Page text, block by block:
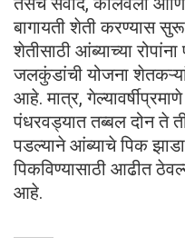
बागायती शेती करण्यास
शेतीसाठी आंब्याच्या
जलकुंडांची योजना
आहे. मात्र, गेल्यावर्षीप्रमाणे
पंधरवड्यात तब्बल दोन ते
पडल्याने आंब्याचे पिक
पिकविण्यासाठी आढीत
आहे.